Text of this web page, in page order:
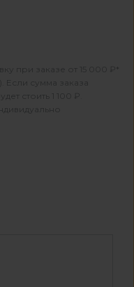
при заказе от 15 000 ₽*
Если сумма заказа
стоить 1 100 ₽.